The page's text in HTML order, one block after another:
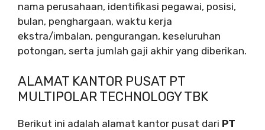
nama perusahaan, identifikasi pegawai, posisi,
bulan, penghargaan, waktu kerja
ekstra/imbalan, pengurangan, keseluruhan
potongan, serta jumlah gaji akhir yang diberikan.
ALAMAT KANTOR PUSAT PT
MULTIPOLAR TECHNOLOGY TBK
Berikut ini adalah alamat kantor pusat dari PT